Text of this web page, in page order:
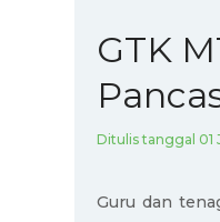
GTK
Ditulis tanggal 01
Guru dan